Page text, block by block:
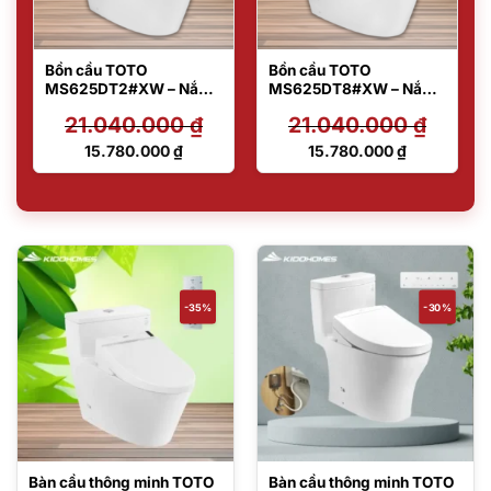
Bồn cầu TOTO
MS625DT2#XW – Nắp
21.040.000₫
Giá
15.780.000₫
Giá
Bồn cầu TOTO
MS625DT8#XW – Nắp
21.040.000₫
Giá
15.780.000₫
Giá
-35%
Bàn cầu thông minh TOTO
-30%
Bàn cầu thông minh TOTO